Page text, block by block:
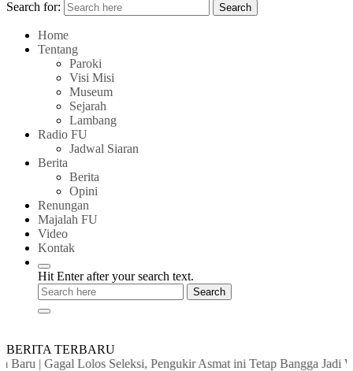
Search for: Search
Home
Tentang
Paroki
Visi Misi
Museum
Sejarah
Lambang
Radio FU
Jadwal Siaran
Berita
Berita
Opini
Renungan
Majalah FU
Video
Kontak
Hit Enter after your search text.
BERITA TERBARU
| Gagal Lolos Seleksi, Pengukir Asmat ini Tetap Bangga Jadi